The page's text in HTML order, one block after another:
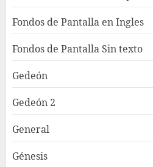
Fondos de Pantalla en Ingles
Fondos de Pantalla Sin texto
Gedeón
Gedeón 2
General
Génesis